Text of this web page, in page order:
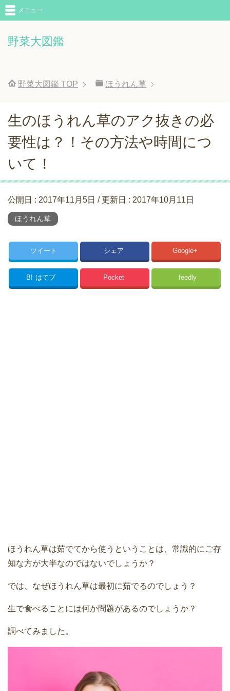
野菜大図鑑
メニュー
野菜大図鑑 TOP ほうれん草
生のほうれん草のアク抜きの必
要性は？！その方法や時間につ
いて！
公開日 : 2017年11月5日 / 更新日 : 2017年10月11日
ほうれん草
ツイート シェア Google+
B! はてブ Pocket feedly
ほうれん草は茹でてから使うということは、常識的にご存
知な方が大半なのではないでしょうか？
では、なぜほうれん草は最初に茹でるのでしょう？
生で食べることには何か問題があるのでしょうか？
調べてみました。